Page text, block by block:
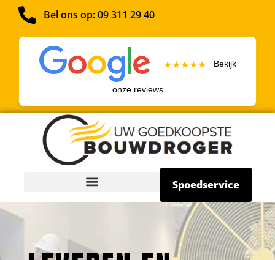
Bel ons op: 09 311 29 40
★★★★★ Bekijk
onze reviews
Spoedservice